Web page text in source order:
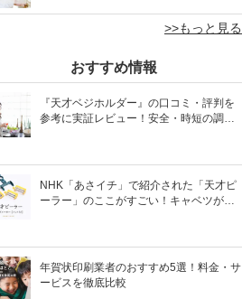
>>もっと見る
おすすめ情報
『天才ベジホルダー』の口コミ・評判を
参考に実証レビュー！安全・時短の調理
NHK「あさイチ」で紹介された「天才ピ
ーラー」のここがすごい！キャベツがほ
年賀状印刷業者のおすすめ5選！料金・サ
ービスを徹底比較